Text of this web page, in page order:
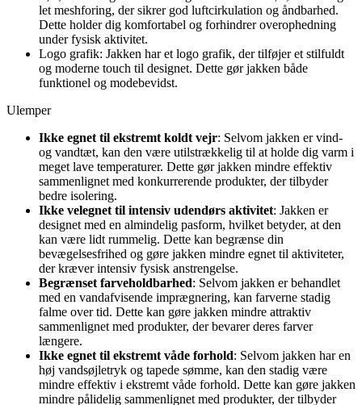
let meshforing, der sikrer god luftcirkulation og åndbarhed.
Dette holder dig komfortabel og forhindrer overophedning
under fysisk aktivitet.
Logo grafik: Jakken har et logo grafik, der tilføjer et stilfuldt
og moderne touch til designet. Dette gør jakken både
funktionel og modebevidst.
Ulemper
Ikke egnet til ekstremt koldt vejr: Selvom jakken er vind-
og vandtæt, kan den være utilstrækkelig til at holde dig varm i
meget lave temperaturer. Dette gør jakken mindre effektiv
sammenlignet med konkurrerende produkter, der tilbyder
bedre isolering.
Ikke velegnet til intensiv udendørs aktivitet: Jakken er
designet med en almindelig pasform, hvilket betyder, at den
kan være lidt rummelig. Dette kan begrænse din
bevægelsesfrihed og gøre jakken mindre egnet til aktiviteter,
der kræver intensiv fysisk anstrengelse.
Begrænset farveholdbarhed: Selvom jakken er behandlet
med en vandafvisende imprægnering, kan farverne stadig
falme over tid. Dette kan gøre jakken mindre attraktiv
sammenlignet med produkter, der bevarer deres farver
længere.
Ikke egnet til ekstremt våde forhold: Selvom jakken har en
høj vandsøjletryk og tapede sømme, kan den stadig være
mindre effektiv i ekstremt våde forhold. Dette kan gøre jakken
mindre pålidelig sammenlignet med produkter, der tilbyder